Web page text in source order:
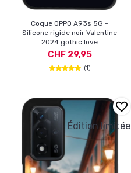
Coque OPPO A93s 5G -
Silicone rigide noir Valentine
2024 gothic love
CHF 29,95
(1)
Édition limitée